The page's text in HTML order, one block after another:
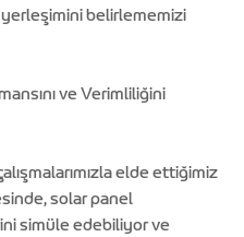
belirlememizi
ve Verimliliğini
elde ettiğimiz
solar panel
simüle edebiliyor ve